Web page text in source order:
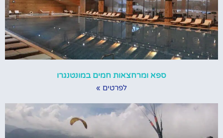
ספא ומרחצאות חמים במונטנגרו
לפרטים »